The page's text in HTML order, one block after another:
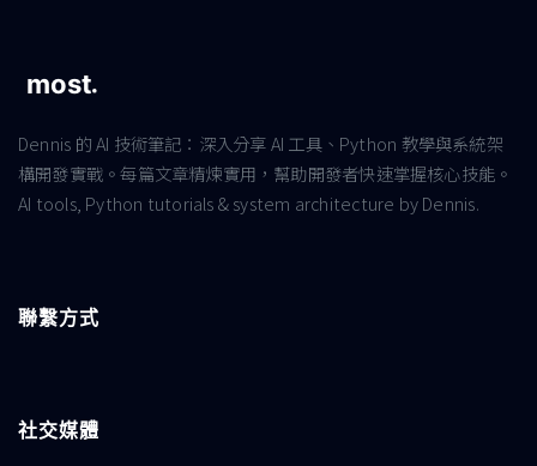
Dennis 的 AI 技術筆記：深入分享 AI 工具、Python 教學與系統架
構開發實戰。每篇文章精煉實用，幫助開發者快速掌握核心技能。
AI tools, Python tutorials & system architecture by Dennis.
聯繫方式
社交媒體